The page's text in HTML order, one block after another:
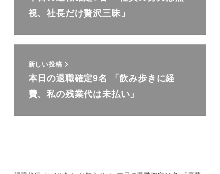
視、社長だけ贅沢三昧」
新しい投稿
本日の退職確定9名 「飲み歩きに経
費、私の残業代は未払い」